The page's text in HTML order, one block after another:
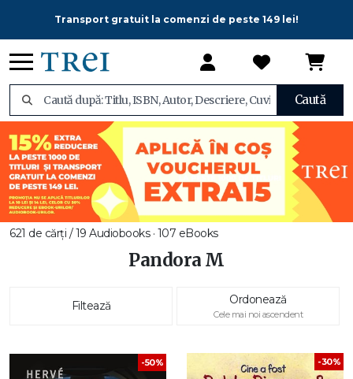
Transport gratuit la comenzi de peste 149 lei!
Caută
621 de cărți / 19 Audiobooks · 107 eBooks
Pandora M
Filtează Ordonează
Cele mai noi ascendent
-50% -30%